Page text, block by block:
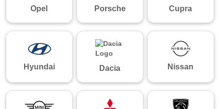
Opel Porsche Cupra
Hyundai Dacia Nissan